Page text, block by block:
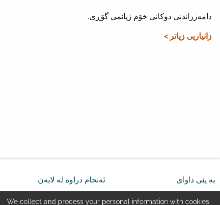
دامەزراندنی دوکانی خۆم ژیانمی گۆڕی.
زانیاریی زیاتر >
بە پێی داوای ئەنجام دراوە لە لایەن
We collect and process your personal information with cookies